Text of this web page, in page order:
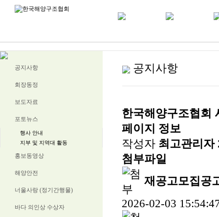
공지사항
회장동정
보도자료
포토뉴스
행사 안내
지부 및 지역대 활동
홍보동영상
해양안전
너울사랑 (정기간행물)
바다 의인상 수상자
공지사항
한국해양구조협회
페이지 정보
작성자 최고관리자
첨부파일
재공고모집공
2026-02-03